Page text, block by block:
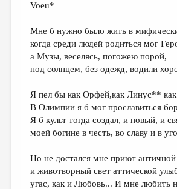
ИЗБРАННОЕ
ДАЙДЖЕСТ
ПРОИЗВЕДЕНИЯ
ПЕРЕВОДЫ
КОНКУРСЫ
ДЕТСКАЯ КОМНАТА
КНИЖНАЯ ПОЛКА
ОБЗОР ЛИТЕРАТУРЫ
СТРАНИЦЫ ПАМЯТИ
Voeu*
Мне б нужно было жить в
когда среди людей родиться мог
а Музы, веселясь, погожею порой,
под солнцем, без одежд, водили
Я пел бы как Орфей,как Линус**
В Олимпии я б мог прославиться
Я б культ тогда создал, и новый, и
моей богине в честь, во славу и в
Но не достался мне приют
и животворный свет аттической
угас, как и Любовь... И мне любить